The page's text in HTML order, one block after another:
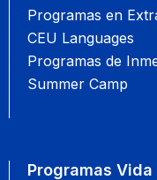
Programas en
CEU Languages
Programas de
Summer Camp
Programas Vida